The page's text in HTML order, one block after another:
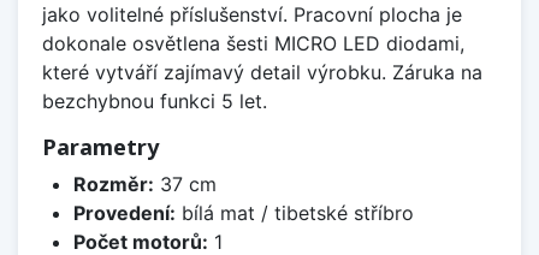
jako volitelné příslušenství. Pracovní plocha je
dokonale osvětlena šesti MICRO LED diodami,
které vytváří zajímavý detail výrobku. Záruka na
bezchybnou funkci 5 let.
Parametry
Rozměr: 37 cm
Provedení: bílá mat / tibetské stříbro
Počet motorů: 1